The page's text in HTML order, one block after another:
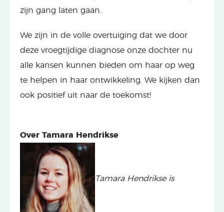
zijn gang laten gaan.
We zijn in de volle overtuiging dat we door
deze vroegtijdige diagnose onze dochter nu
alle kansen kunnen bieden om haar op weg
te helpen in haar ontwikkeling. We kijken dan
ook positief uit naar de toekomst!
Over Tamara Hendrikse
Tamara Hendrikse is